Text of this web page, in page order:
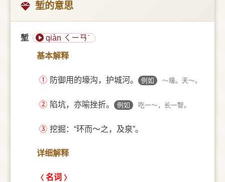
堑的意思
堑 qiàn ㄑㄧㄢˋ
基本解释
① 防御用的壕沟，护城河。 例如 ～壕。天～。
② 陷坑，亦喻挫折。 例如 吃一～，长一智。
③ 挖掘：“环而～之，及泉”。
详细解释
名词